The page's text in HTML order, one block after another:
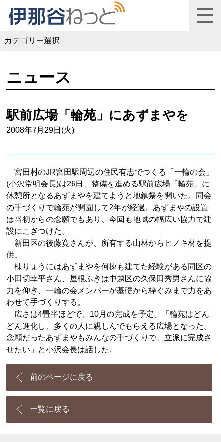
カテゴリー選択
ニュース
駅前広場「輪苑」にあずまやを
2008年7月29日(火)
宮田村のJR宮田駅周辺の住民有志でつくる「一輪の会」
(小沢常明会長)は26日、整備を進める駅前広場「輪苑」に
休憩所となるあずまやを建てようと地鎮祭を開いた。同会
の手づくりで輪苑が開園して2年が経過。あずまやの設置
は当初からの念願でもあり、今回も地域の幅広い協力で建
設にこぎつけた。
新田区の後藤寛さんが、所有する山林からヒノキ材を提
供。
棟りょうにはあずまやを何棟も建てた経験がある同区の
小田切幸平さん、屋根ふきは中越区の久保田秀男さんに協
力を仰ぎ、一輪の会メンバーが基礎から枠ぐみまで力をあ
わせて手づくりする。
広さは4畳半ほどで、10月の完成を予定。「輪苑はどん
どん進化し、多くの人に親しんでもらえる広場となった。
念願だったあずまやもみんなの手づくりで、立派に完成さ
せたい」と小沢会長は話した。
前のページに戻る
一覧に戻る